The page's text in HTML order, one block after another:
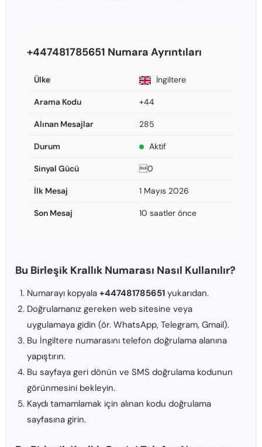
+447481785651 Numara Ayrıntıları
Ülke İngiltere
Arama Kodu +44
Alınan Mesajlar 285
Durum Aktif
Sinyal Gücü 0
İlk Mesaj 1 Mayıs 2026
Son Mesaj 10 saatler önce
Bu Birleşik Krallık Numarası Nasıl Kullanılır?
Numarayı kopyala +447481785651 yukarıdan.
Doğrulamanız gereken web sitesine veya
uygulamaya gidin (ör. WhatsApp, Telegram, Gmail).
Bu İngiltere numarasını telefon doğrulama alanına
yapıştırın.
Bu sayfaya geri dönün ve SMS doğrulama kodunun
görünmesini bekleyin.
Kaydı tamamlamak için alınan kodu doğrulama
sayfasına girin.